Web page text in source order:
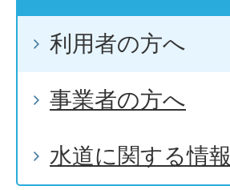
利用者の方へ
事業者の方へ
水道に関する情報